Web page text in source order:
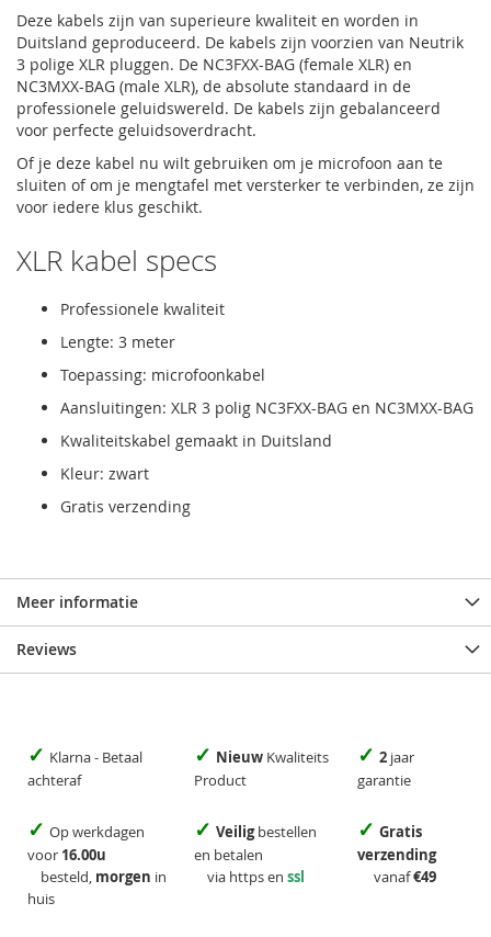
Deze kabels zijn van superieure kwaliteit en worden in
Duitsland geproduceerd. De kabels zijn voorzien van Neutrik
3 polige XLR pluggen. De NC3FXX-BAG (female XLR) en
NC3MXX-BAG (male XLR), de absolute standaard in de
professionele geluidswereld. De kabels zijn gebalanceerd
voor perfecte geluidsoverdracht.
Of je deze kabel nu wilt gebruiken om je microfoon aan te
sluiten of om je mengtafel met versterker te verbinden, ze zijn
voor iedere klus geschikt.
XLR kabel specs
Professionele kwaliteit
Lengte: 3 meter
Toepassing: microfoonkabel
Aansluitingen: XLR 3 polig NC3FXX-BAG en NC3MXX-BAG
Kwaliteitskabel gemaakt in Duitsland
Kleur: zwart
Gratis verzending
Meer informatie
Reviews
✓ Klarna - Betaal
achteraf
✓ Nieuw Kwaliteits
Product
✓ 2 jaar
garantie
✓ Op werkdagen
voor 16.00u
besteld, morgen in
huis
✓ Veiligbestellen
en betalen
via https en ssl
✓ Gratis
verzending
vanaf€49